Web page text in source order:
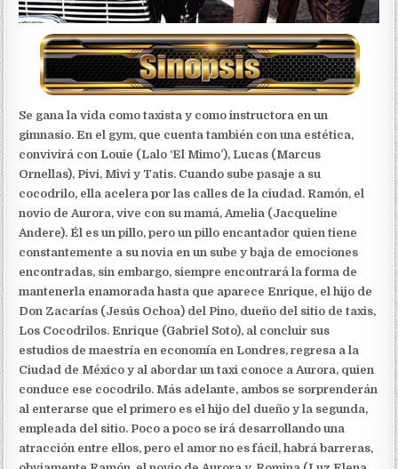
Se gana la vida como taxista y como instructora en un
gimnasio. En el gym, que cuenta también con una estética,
convivirá con Louie (Lalo ‘El Mimo’), Lucas (Marcus
Ornellas), Pivi, Mivi y Tatis. Cuando sube pasaje a su
cocodrilo, ella acelera por las calles de la ciudad. Ramón, el
novio de Aurora, vive con su mamá, Amelia (Jacqueline
Andere). Él es un pillo, pero un pillo encantador quien tiene
constantemente a su novia en un sube y baja de emociones
encontradas, sin embargo, siempre encontrará la forma de
mantenerla enamorada hasta que aparece Enrique, el hijo de
Don Zacarías (Jesús Ochoa) del Pino, dueño del sitio de taxis,
Los Cocodrilos. Enrique (Gabriel Soto), al concluir sus
estudios de maestría en economía en Londres, regresa a la
Ciudad de México y al abordar un taxi conoce a Aurora, quien
conduce ese cocodrilo. Más adelante, ambos se sorprenderán
al enterarse que el primero es el hijo del dueño y la segunda,
empleada del sitio. Poco a poco se irá desarrollando una
atracción entre ellos, pero el amor no es fácil, habrá barreras,